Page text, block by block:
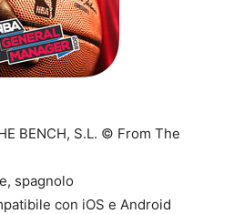
BENCH, S.L. © From The
spagnolo
con iOS e Android